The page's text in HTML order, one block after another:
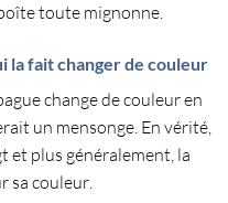
toute mignonne.
la fait changer de couleur
change de couleuren
un mensonge. En vérité,
et plus généralement, la
sa couleur.